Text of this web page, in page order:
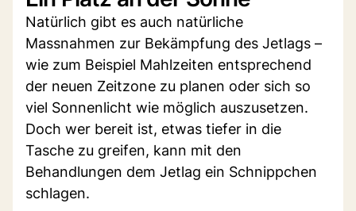
Natürlich gibt es auch natürliche
Massnahmen zur Bekämpfung des Jetlags –
wie zum Beispiel Mahlzeiten entsprechend
der neuen Zeitzone zu planen oder sich so
viel Sonnenlicht wie möglich auszusetzen.
Doch wer bereit ist, etwas tiefer in die
Tasche zu greifen, kann mit den
Behandlungen dem Jetlag ein Schnippchen
schlagen.